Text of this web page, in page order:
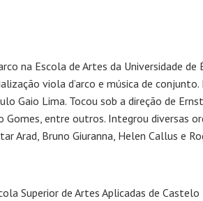
na Escola de Artes da Universidade
viola d’arco e música de
Gaio Lima. Tocou sob a direção de
Gomes, entre outros. Integrou
Arad, Bruno Giuranna, Helen Callus e
Superior de Artes Aplicadas de